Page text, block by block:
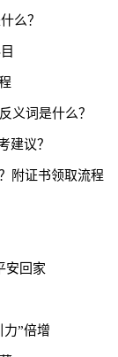
么？
义词是什么？
建议？
附证书领取流程
安回家
力”倍增